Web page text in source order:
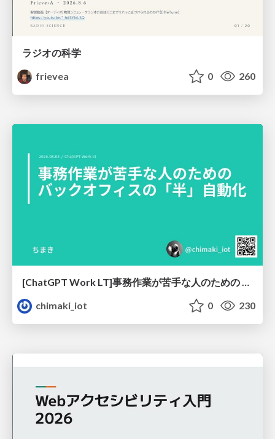
ラジオの科学
frievea
0 260
chimaki_iot
0 230